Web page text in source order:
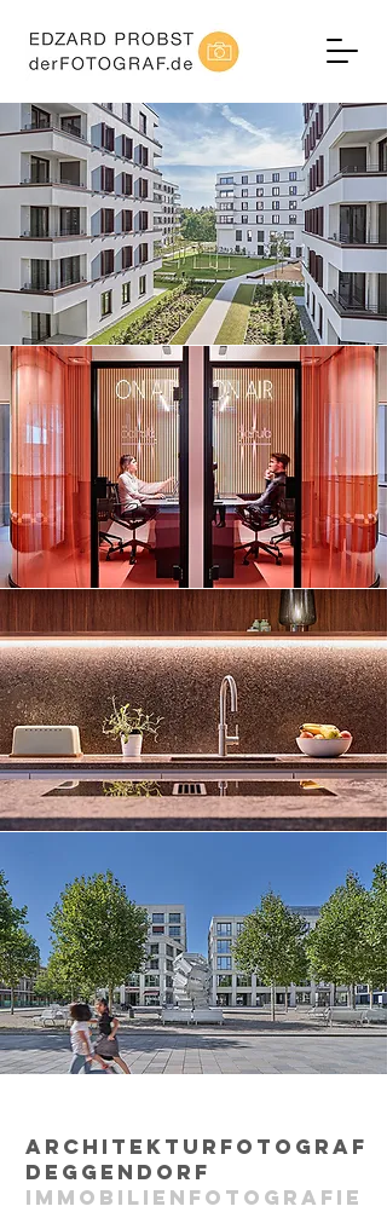
Architekturfotograf
Deggendorf
Immobilienfotografie